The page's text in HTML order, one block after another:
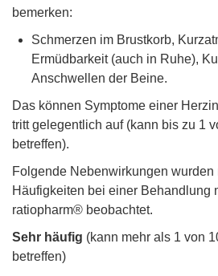
bemerken:
Schmerzen im Brustkorb,
Ermüdbarkeit (auch in Ruhe),
Anschwellen der Beine.
Das können Symptome einer
tritt gelegentlich auf (kann bis zu 1
betreffen).
Folgende Nebenwirkungen wurden
Häufigkeiten bei einer Behandlung
ratiopharm® beobachtet.
Sehr häufig (kann mehr als 1 von
betreffen)